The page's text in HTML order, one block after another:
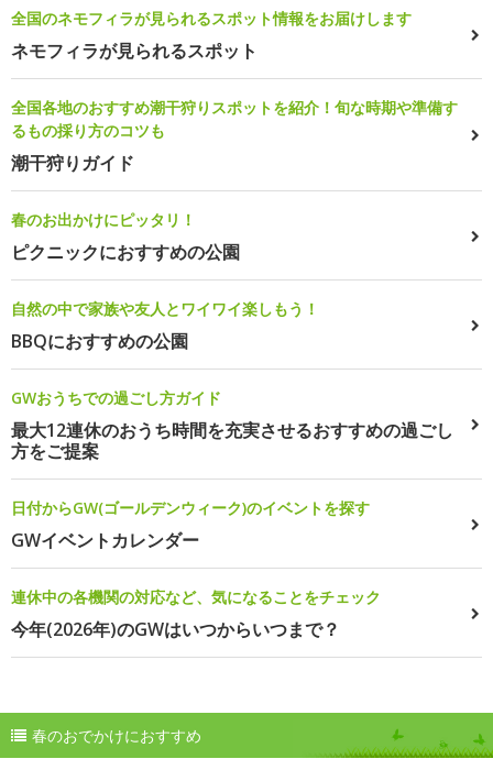
全国のネモフィラが見られるスポット情報をお届けします
ネモフィラが見られるスポット
全国各地のおすすめ潮干狩りスポットを紹介！旬な時期や準備す
るもの採り方のコツも
潮干狩りガイド
春のお出かけにピッタリ！
ピクニックにおすすめの公園
自然の中で家族や友人とワイワイ楽しもう！
BBQにおすすめの公園
GWおうちでの過ごし方ガイド
最大12連休のおうち時間を充実させるおすすめの過ごし
方をご提案
日付からGW(ゴールデンウィーク)のイベントを探す
GWイベントカレンダー
連休中の各機関の対応など、気になることをチェック
今年(2026年)のGWはいつからいつまで？
春のおでかけにおすすめ